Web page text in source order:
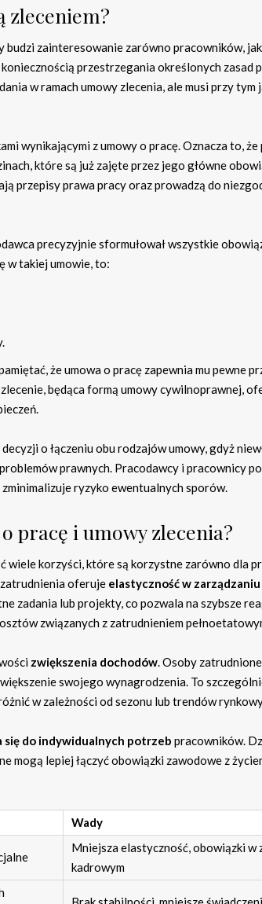
zleceniem?
budzi zainteresowanie zarówno pracowników,
przestrzegania określonych zasad
w ramach umowy zlecenia, ale musi przy tym
wynikającymi z umowy o pracę. Oznacza to,
które są już zajęte przez jego główne
przepisy prawa pracy oraz prowadzą do
precyzyjnie sformułował wszystkie
w takiej umowie, to:
że umowa o pracę zapewnia mu pewne
będąca formą umowy cywilnoprawnej,
o łączeniu obu rodzajów umowy, gdyż
prawnych. Pracodawcy i pracownicy
ryzyko ewentualnych sporów.
pracę i umowy zlecenia?
wiele korzyści, które są korzystne zarówno dla
oferuje elastyczność w
zadania lub projekty, co pozwala na szybsze
związanych z zatrudnieniem
zwiększenia dochodów. Osoby
swojego wynagrodzenia. To
w zależności od sezonu lub trendów
się do indywidualnych potrzeb pracowników.
mogą lepiej łączyć obowiązki zawodowe z
Wady
Mniejsza elastyczność, obowiązki w
kadrowym